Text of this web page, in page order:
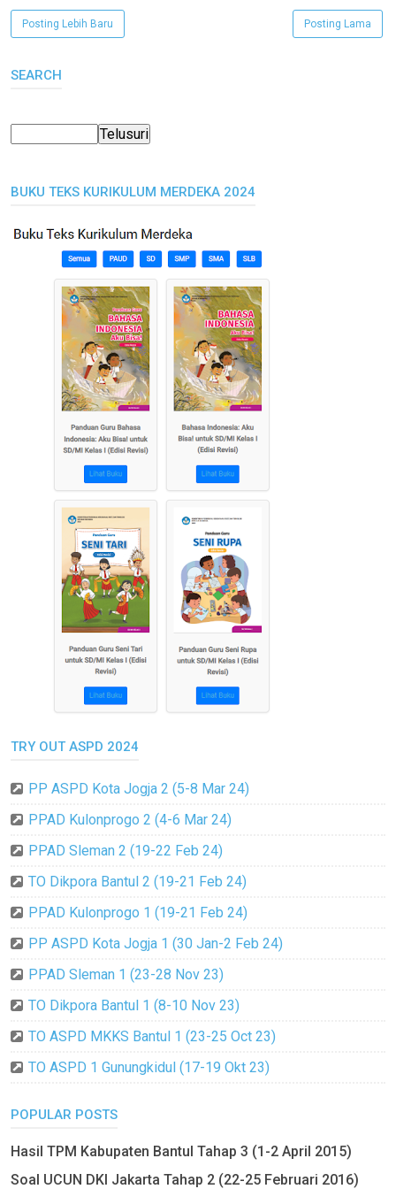
Posting Lebih Baru Posting Lama
SEARCH
BUKU TEKS KURIKULUM MERDEKA 2024
TRY OUT ASPD 2024
PP ASPD Kota Jogja 2 (5-8 Mar 24)
PPAD Kulonprogo 2 (4-6 Mar 24)
PPAD Sleman 2 (19-22 Feb 24)
TO Dikpora Bantul 2 (19-21 Feb 24)
PPAD Kulonprogo 1 (19-21 Feb 24)
PP ASPD Kota Jogja 1 (30 Jan-2 Feb 24)
PPAD Sleman 1 (23-28 Nov 23)
TO Dikpora Bantul 1 (8-10 Nov 23)
TO ASPD MKKS Bantul 1 (23-25 Oct 23)
TO ASPD 1 Gunungkidul (17-19 Okt 23)
POPULAR POSTS
Hasil TPM Kabupaten Bantul Tahap 3 (1-2 April 2015)
Soal UCUN DKI Jakarta Tahap 2 (22-25 Februari 2016)